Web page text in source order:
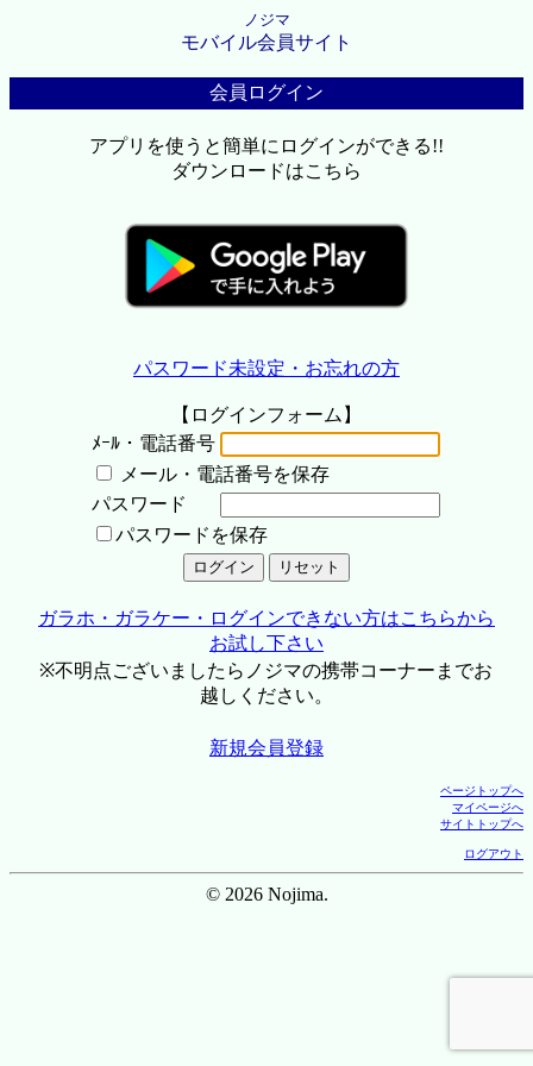
ノジマ
モバイル会員サイト
会員ログイン
アプリを使うと簡単にログインができる!!
ダウンロードはこちら
パスワード未設定・お忘れの方
【ログインフォーム】
ﾒｰﾙ・電話番号
メール・電話番号を保存
パスワード
パスワードを保存
ガラホ・ガラケー・ログインできない方はこちらから
お試し下さい
※不明点ございましたらノジマの携帯コーナーまでお
越しください。
新規会員登録
ページトップへ
マイページへ
サイトトップへ
ログアウト
© 2026 Nojima.